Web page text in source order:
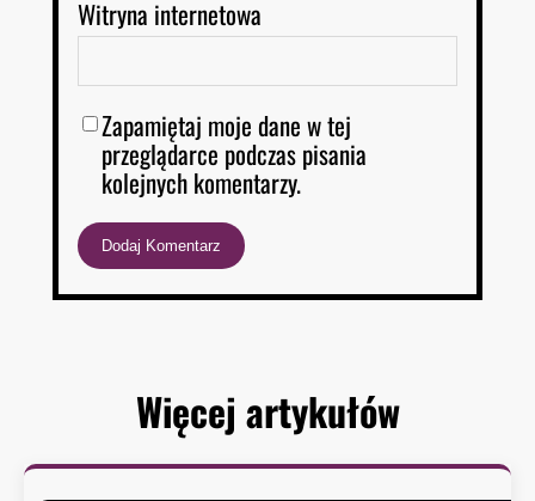
Witryna internetowa
Zapamiętaj moje dane w tej
przeglądarce podczas pisania
kolejnych komentarzy.
Więcej artykułów